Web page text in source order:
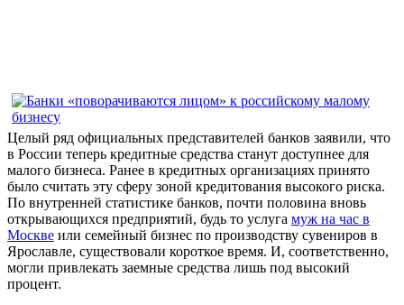
Целый ряд официальных представителей банков заявили, что
в России теперь кредитные средства станут доступнее для
малого бизнеса. Ранее в кредитных организациях принято
было считать эту сферу зоной кредитования высокого риска.
По внутренней статистике банков, почти половина вновь
открывающихся предприятий, будь то услуга муж на час в
Москве или семейный бизнес по производству сувениров в
Ярославле, существовали короткое время. И, соответственно,
могли привлекать заемные средства лишь под высокий
процент.